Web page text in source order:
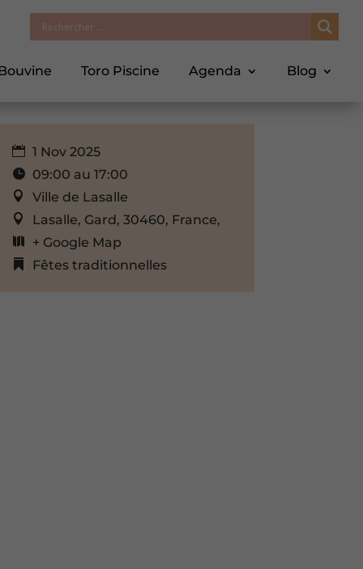
Toro Piscine Agenda Blog
1 Nov 2025
09:00 au 17:00
Ville de Lasalle
Lasalle, Gard, 30460, France,
+ Google Map
Fêtes traditionnelles